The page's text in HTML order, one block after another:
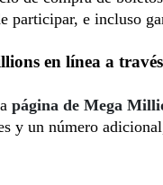
participar, e incluso
en línea a
página de Mega
y un número